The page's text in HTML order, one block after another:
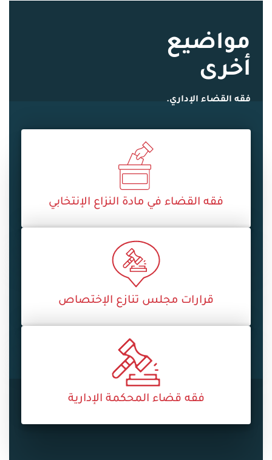
مواضيع
أخرى
فقه القضاء الإداري.
فقه القضاء في مادة النزاع الإنتخابي
قرارات مجلس تنازع الإختصاص
فقه قضاء المحكمة الإدارية